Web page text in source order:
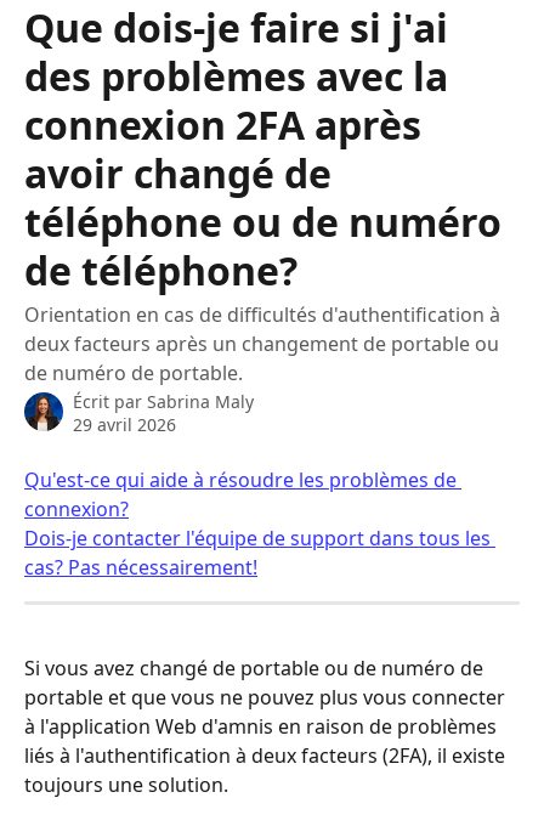
Que dois-je faire si j'ai
des problèmes avec la
connexion 2FA après
avoir changé de
téléphone ou de numéro
de téléphone?
Orientation en cas de difficultés d'authentification à
deux facteurs après un changement de portable ou
de numéro de portable.
Écrit par Sabrina Maly
29 avril 2026
Qu'est-ce qui aide à résoudre les problèmes de
connexion?
Dois-je contacter l'équipe de support dans tous les
cas? Pas nécessairement!
Si vous avez changé de portable ou de numéro de
portable et que vous ne pouvez plus vous connecter
à l'application Web d'amnis en raison de problèmes
liés à l'authentification à deux facteurs (2FA), il existe
toujours une solution.